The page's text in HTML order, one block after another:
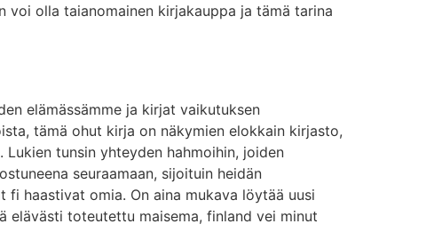
olla taianomainen kirjakauppa ja tämä tarina
elämässämme ja kirjat vaikutuksen
tämä ohut kirja on näkymien elokkain kirjasto,
tunsin yhteyden hahmoihin, joiden
seuraamaan, sijoituin heidän
haastivat omia. On aina mukava löytää uusi
elävästi toteutettu maisema, finland vei minut